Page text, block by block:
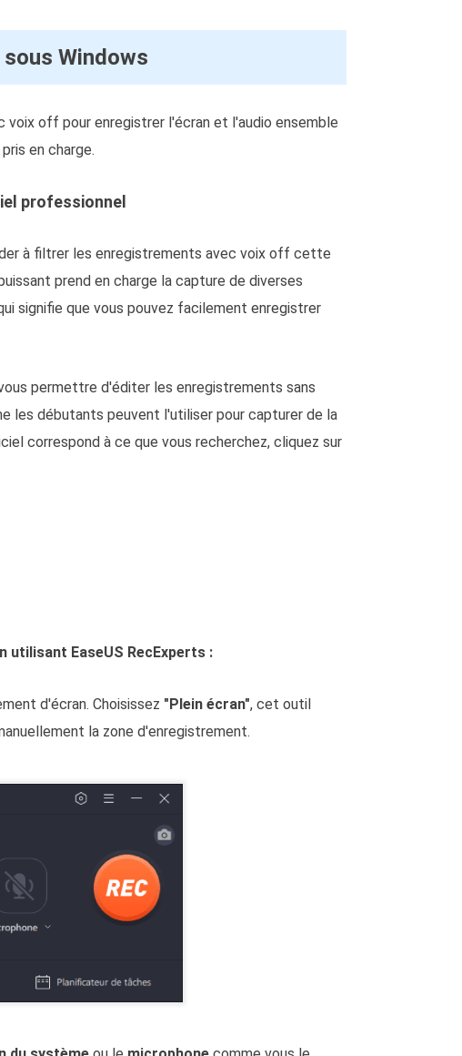
Windows
off pour enregistrer l'écran et l'audio ensemble
en charge.
professionnel
à filtrer les enregistrements avec voix off cette
prend en charge la capture de diverses
signifie que vous pouvez facilement enregistrer
permettre d'éditer les enregistrements sans
les débutants peuvent l'utiliser pour capturer de la
correspond à ce que vous recherchez, cliquez sur
EaseUS RecExperts :
d'écran. Choisissez "Plein écran", cet outil
la zone d'enregistrement.